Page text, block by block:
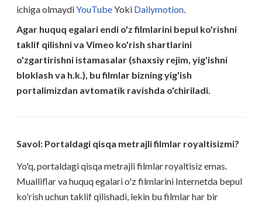
ichiga olmaydiYouTubeYoki Dailymotion.
Agar huquq egalari endi o'z filmlarini bepul ko'rishni
taklif qilishni va Vimeo ko'rish shartlarini
o'zgartirishni istamasalar (shaxsiy rejim, yig'ishni
bloklash va h.k.), bu filmlar bizning yig'ish
portalimizdan avtomatik ravishda o'chiriladi.
Savol: Portaldagi qisqa metrajli filmlar royaltisizmi?
Yo'q, portaldagi qisqa metrajli filmlar royaltisiz emas.
Mualliflar va huquq egalari o'z filmlarini Internetda bepul
ko'rish uchun taklif qilishadi, lekin bu filmlar har bir